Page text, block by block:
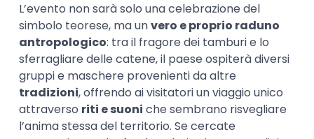
L’evento non sarà solo una celebrazione del
simbolo teorese, ma unvero e proprio raduno
antropologico: tra il fragore dei tamburi e lo
sferragliare delle catene, il paese ospiterà diversi
gruppi e maschere provenienti da altre
tradizioni, offrendo ai visitatori un viaggio unico
attraverso riti e suoni che sembrano risvegliare
l’anima stessa del territorio. Se cercate